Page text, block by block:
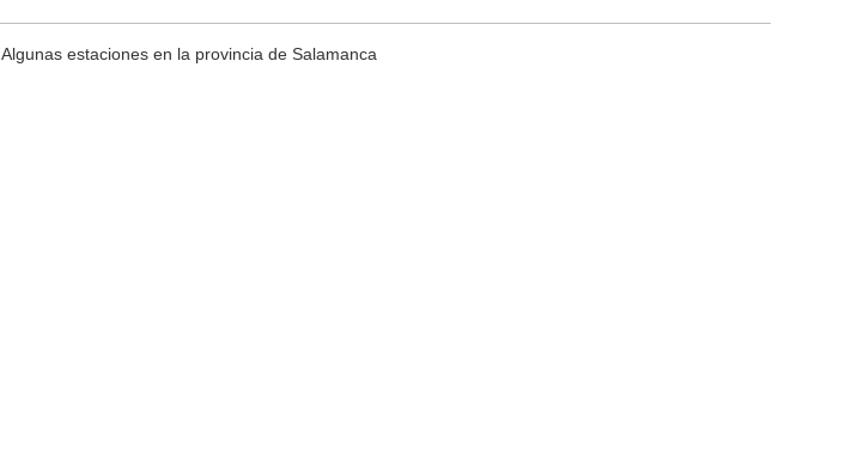
Algunas estaciones en la provincia de Salamanca